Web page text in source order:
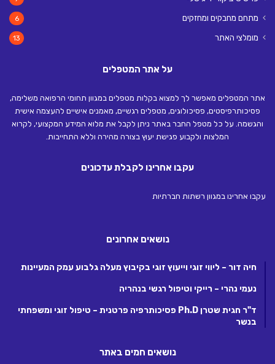
מתחם מחבקים ומחזקים 6
מומלצי האתר 13
על אתר המטפלים
אתר המטפלים מאפשר לך למצוא בקלות מטפלים במגוון תחומי הרפואה משלימה,
פסיכותרפיסטים, פסיכולוגים, מטפלים רגשיים, מאמנים אישיים להעצמה אישית
והגשמה. על כל מטפל החבר באתר ניתן לקבל את מלוא המידע המקצועי, לקרוא
המלצות ולקבוע פגישת יעוץ בצורה מהירה וללא התחייבות.
עקבו אחרינו לקבלת עדכונים
עקבו אחרינו במגוון רשתות חברתיות
נושאים אחרונים
חיה דור – ליווי זוגי וייעוץ זוגי בקיבוץ מעלה גלבוע עמק המעיינות
נעמי נהרי – רייקי וטיפול רגשי בנהריה
ד"ר חגית שטרן Ph.D פסיכותרפיה פרטנית – טיפול זוגי ומשפחתי
בנשר
נושאים חמים באתר